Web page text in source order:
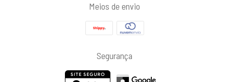
Meios de envio
Segurança